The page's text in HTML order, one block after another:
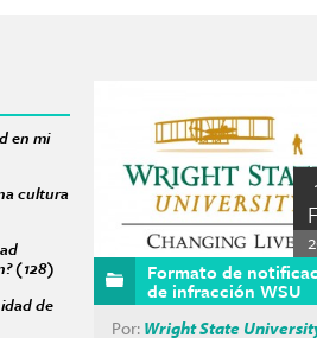
en mi
difundir la integridad en mi
cultura
para promover una cultura de
(128) Apply ¿Cómo fomentar la
de
Apply ¿Cómo minimizo la oportunidad de
Páginas
Formato de
de infracción WSU
Por: Wright State